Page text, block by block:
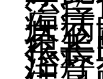
治
疾
甚
很
治